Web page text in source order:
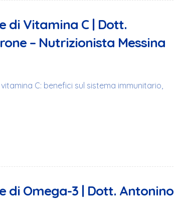
di Vitamina C | Dott.
– Nutrizionista Messina
C: benefici sul sistema immunitario,
di Omega-3 | Dott. Antonino